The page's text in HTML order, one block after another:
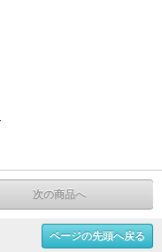
次の商品へ
ページの先頭へ戻る